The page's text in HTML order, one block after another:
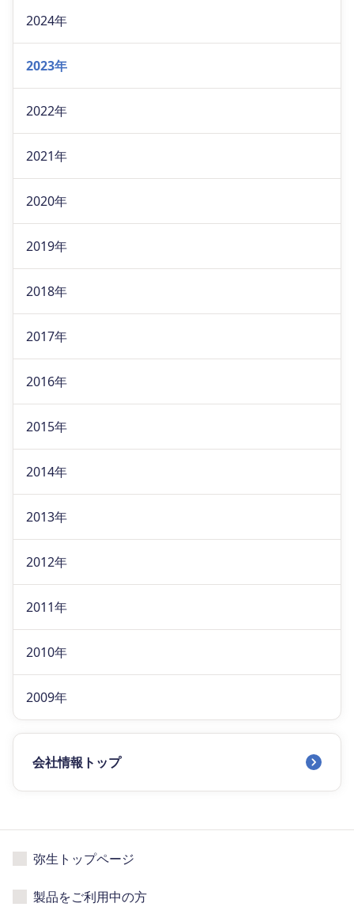
2024年
2023年
2022年
2021年
2020年
2019年
2018年
2017年
2016年
2015年
2014年
2013年
2012年
2011年
2010年
2009年
会社情報トップ
弥生トップページ
製品をご利用中の方